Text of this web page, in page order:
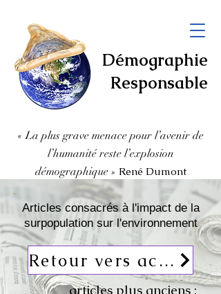
Démographie
Responsable
« La plus grave menace pour l’avenir de
l’humanité reste l’explosion
démographique » René Dumont
Articles consacrés à l'impact de la
surpopulation sur l'environnement
Retour vers actualités
articles plus anciens :